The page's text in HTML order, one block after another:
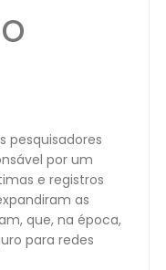
pesquisadores
por um
e registros
as
que, na época,
para redes